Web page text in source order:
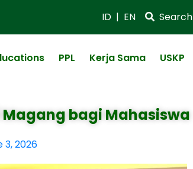
ID | EN Search
PPL Kerja Sama USKP
Magang bagi Mahasiswa
3, 2026